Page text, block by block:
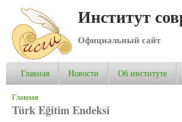
Институт
Официальный сайт
Главная Новости Об институте
Вы здесь
Главная
Türk Eğitim Endeksi